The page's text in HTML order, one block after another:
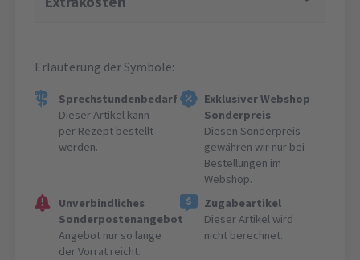
Erläuterung der Symbole:
Sprechstundenbedarf
Dieser Artikel kann
per Rezept bestellt
werden.
Exklusiver Webshop
Sonderpreis
Diesen Sonderpreis
gewähren wir nur bei
Bestellungen im
Webshop.
Unverbindliches
Sonderpostenangebot
Angebot nur so lange
der Vorrat reicht.
Zugabeartikel
Dieser Artikel wird
nicht berechnet.